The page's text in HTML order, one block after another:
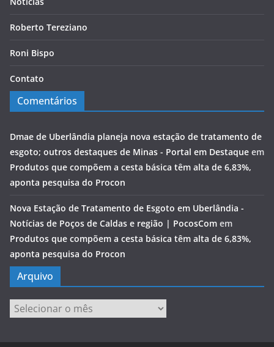
Roberto Tereziano
Roni Bispo
Contato
Comentários
Dmae de Uberlândia planeja nova estação de tratamento de
esgoto; outros destaques de Minas - Portal em Destaque em
Produtos que compõem a cesta básica têm alta de 6,83%,
aponta pesquisa do Procon
Nova Estação de Tratamento de Esgoto em Uberlândia -
Notícias de Poços de Caldas e região | PocosCom em
Produtos que compõem a cesta básica têm alta de 6,83%,
aponta pesquisa do Procon
Arquivo
Arquivo